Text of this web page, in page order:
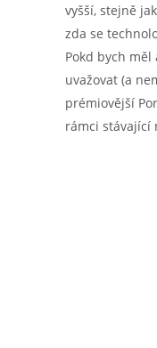
vyšší, stejně
zda se
Pokd bych
uvažovat (a
prémiovější
rámci stávající